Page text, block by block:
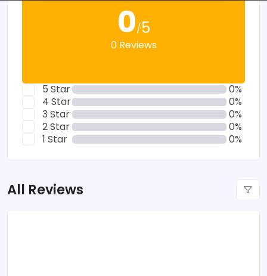
0/5
0 Reviews
5 Star
0%
4 Star
0%
3 Star
0%
2 Star
0%
1 Star
0%
All Reviews